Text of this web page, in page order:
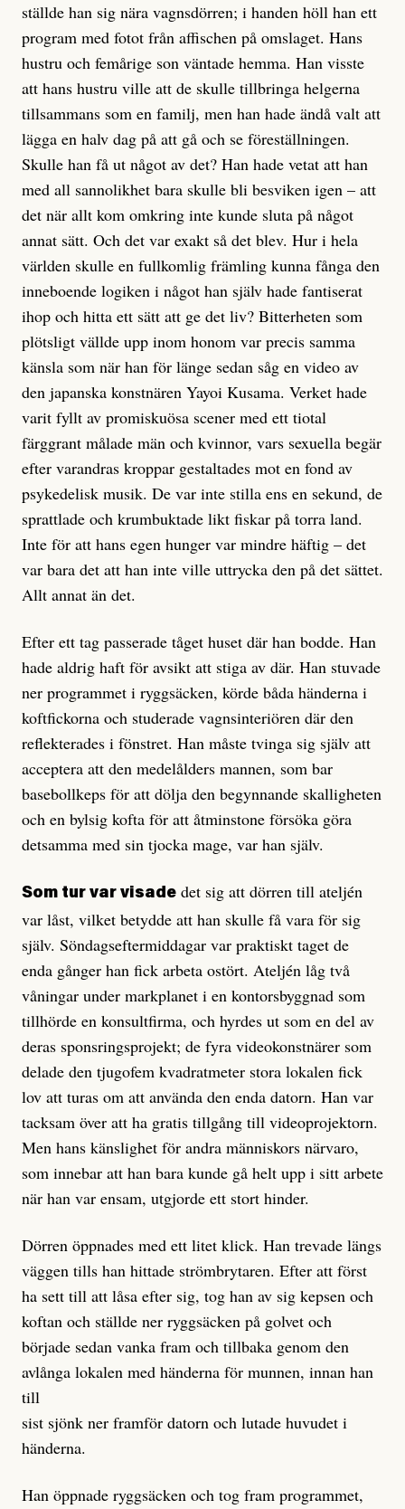
ställde han sig nära vagnsdörren; i handen höll han ett
program med fotot från affischen på omslaget. Hans
hustru och femårige son väntade hemma. Han visste
att hans hustru ville att de skulle tillbringa helgerna
tillsammans som en familj, men han hade ändå valt att
lägga en halv dag på att gå och se föreställningen.
Skulle han få ut något av det? Han hade vetat att han
med all sannolikhet bara skulle bli besviken igen – att
det när allt kom omkring inte kunde sluta på något
annat sätt. Och det var exakt så det blev. Hur i hela
världen skulle en fullkomlig främling kunna fånga den
inneboende logiken i något han själv hade fantiserat
ihop och hitta ett sätt att ge det liv? Bitterheten som
plötsligt vällde upp inom honom var precis samma
känsla som när han för länge sedan såg en video av
den japanska konstnären Yayoi Kusama. Verket hade
varit fyllt av promiskuösa scener med ett tiotal
färggrant målade män och kvinnor, vars sexuella begär
efter varandras kroppar gestaltades mot en fond av
psykedelisk musik. De var inte stilla ens en sekund, de
sprattlade och krumbuktade likt fiskar på torra land.
Inte för att hans egen hunger var mindre häftig – det
var bara det att han inte ville uttrycka den på det sättet.
Allt annat än det.
Efter ett tag passerade tåget huset där han bodde. Han
hade aldrig haft för avsikt att stiga av där. Han stuvade
ner programmet i ryggsäcken, körde båda händerna i
koftfickorna och studerade vagnsinteriören där den
reflekterades i fönstret. Han måste tvinga sig själv att
acceptera att den medelålders mannen, som bar
basebollkeps för att dölja den begynnande skalligheten
och en bylsig kofta för att åtminstone försöka göra
detsamma med sin tjocka mage, var han själv.
Som tur var visade det sig att dörren till ateljén
var låst, vilket betydde att han skulle få vara för sig
själv. Söndagseftermiddagar var praktiskt taget de
enda gånger han fick arbeta ostört. Ateljén låg två
våningar under markplanet i en kontorsbyggnad som
tillhörde en konsultfirma, och hyrdes ut som en del av
deras sponsringsprojekt; de fyra videokonstnärer som
delade den tjugofem kvadratmeter stora lokalen fick
lov att turas om att använda den enda datorn. Han var
tacksam över att ha gratis tillgång till videoprojektorn.
Men hans känslighet för andra människors närvaro,
som innebar att han bara kunde gå helt upp i sitt arbete
när han var ensam, utgjorde ett stort hinder.
Dörren öppnades med ett litet klick. Han trevade längs
väggen tills han hittade strömbrytaren. Efter att först
ha sett till att låsa efter sig, tog han av sig kepsen och
koftan och ställde ner ryggsäcken på golvet och
började sedan vanka fram och tillbaka genom den
avlånga lokalen med händerna för munnen, innan han
till
sist sjönk ner framför datorn och lutade huvudet i
händerna.
Han öppnade ryggsäcken och tog fram programmet,